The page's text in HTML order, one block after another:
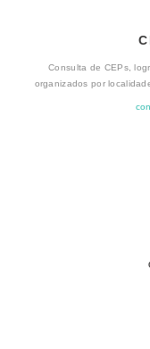
Consulta de CEPs,
organizados por